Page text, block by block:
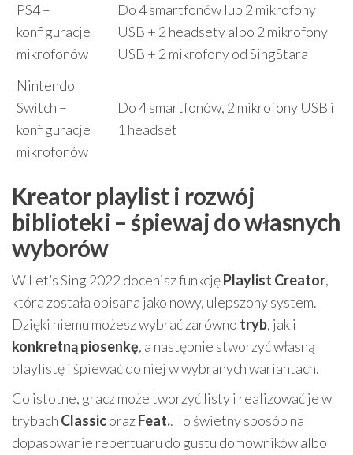
PS4 –
konfiguracje
mikrofonów
Do 4 smartfonów lub 2 mikrofony
USB + 2 headsety albo 2 mikrofony
USB + 2 mikrofony od SingStara
Nintendo
Switch –
konfiguracje
mikrofonów
Do 4 smartfonów, 2 mikrofony USB i
1 headset
Kreator playlist i rozwój
biblioteki – śpiewaj do własnych
wyborów
W Let’s Sing 2022 docenisz funkcjęPlaylist Creator,
która została opisana jako nowy, ulepszony system.
Dzięki niemu możesz wybrać zarówno tryb, jak i
konkretną piosenkę, a następnie stworzyć własną
playlistę i śpiewać do niej w wybranych wariantach.
Co istotne, gracz może tworzyć listy i realizować je w
trybach ClassicorazFeat.. To świetny sposób na
dopasowanie repertuaru do gustu domowników albo